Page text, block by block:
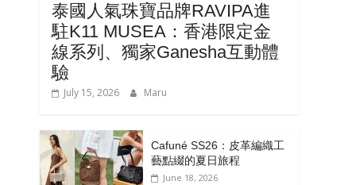
泰國人氣珠寶品牌RAVIPA進
駐K11 MUSEA：香港限定金
線系列、獨家Ganesha互動體
驗
July 15, 2026 Maru
Cafuné SS26：皮革編織工
藝點綴的夏日旅程
June 18, 2026